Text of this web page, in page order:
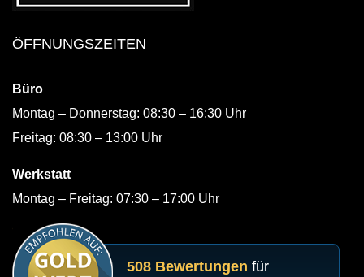
ÖFFNUNGSZEITEN
Büro
Montag – Donnerstag: 08:30 – 16:30 Uhr
Freitag: 08:30 – 13:00 Uhr
Werkstatt
Montag – Freitag: 07:30 – 17:00 Uhr
508 Bewertungen für